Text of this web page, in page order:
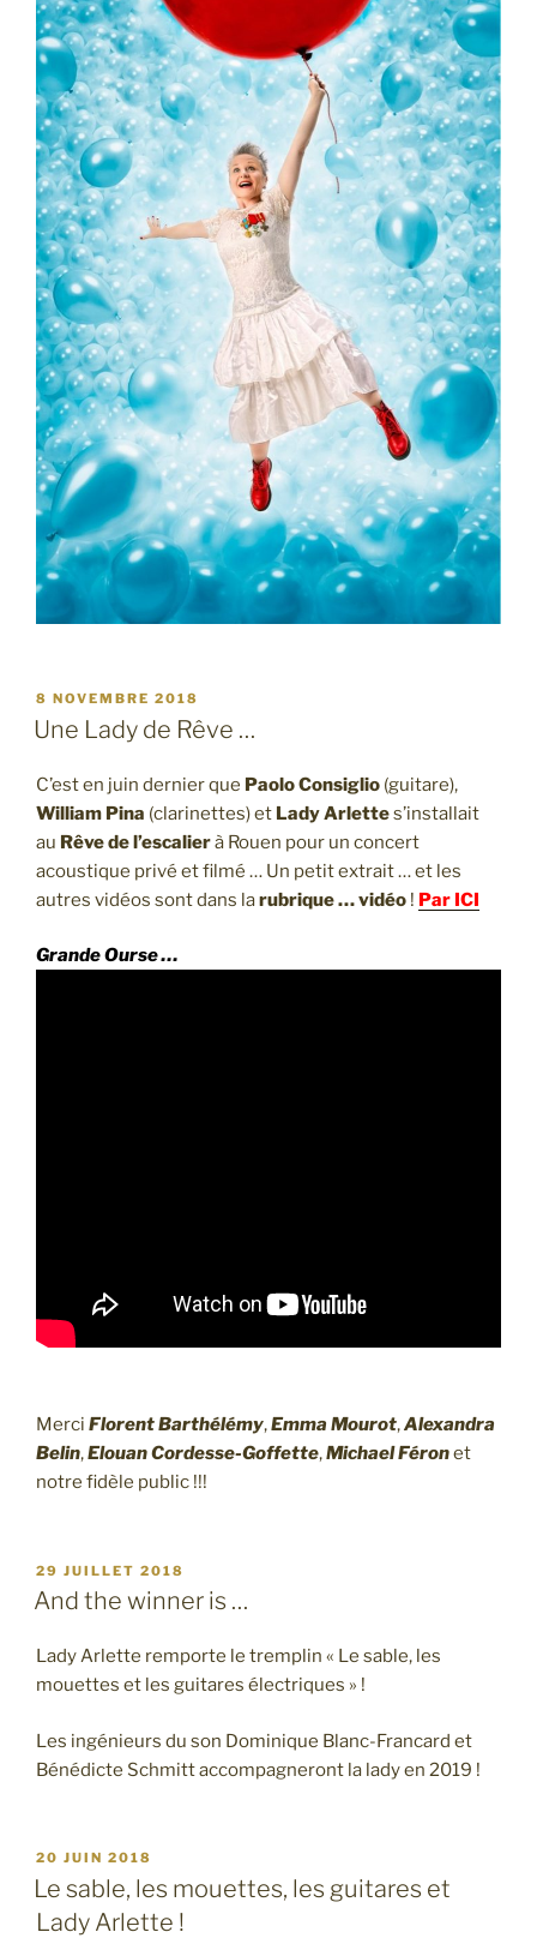
PUBLIÉ
LE
8 NOVEMBRE 2018
Une Lady de Rêve …
C’est en juin dernier que Paolo Consiglio (guitare),
William Pina (clarinettes) et Lady Arlettes’installait
au Rêve de l’escalierà Rouen pour un concert
acoustique privé et filmé … Un petit extrait … et les
autres vidéos sont dans larubrique … vidéo ! Par ICI
Grande Ourse …
Merci Florent Barthélémy,Emma Mourot,Alexandra
Belin,Elouan Cordesse-Goffette,Michael Féronet
notre fidèle public !!!
PUBLIÉ
LE
29 JUILLET 2018
And the winner is …
Lady Arlette remporte le tremplin « Le sable, les
mouettes et les guitares électriques » !
Les ingénieurs du son Dominique Blanc-Francard et
Bénédicte Schmitt accompagneront la lady en 2019 !
PUBLIÉ
LE
20 JUIN 2018
Le sable, les mouettes, les guitares et
Lady Arlette !